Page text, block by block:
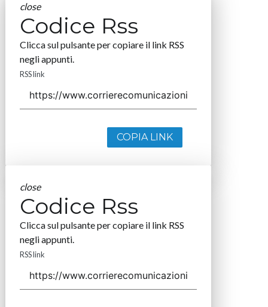
close
Codice Rss
Clicca sul pulsante per copiare il link RSS
negli appunti.
RSS link
COPIA LINK
close
Codice Rss
Clicca sul pulsante per copiare il link RSS
negli appunti.
RSS link